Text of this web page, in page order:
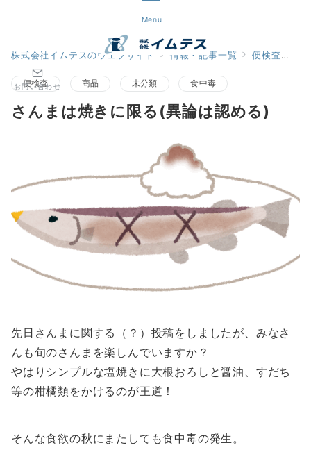
Menu
お問い合わせ
株式会社イムテスのウェブサイト 情報・記事一覧 便検査
便検査 商品 未分類 食中毒
さんまは焼きに限る(異論は認める)
先日さんまに関する（？）投稿をしましたが、みなさ
んも旬のさんまを楽しんでいますか？
やはりシンプルな塩焼きに大根おろしと醤油、すだち
等の柑橘類をかけるのが王道！
そんな食欲の秋にまたしても食中毒の発生。